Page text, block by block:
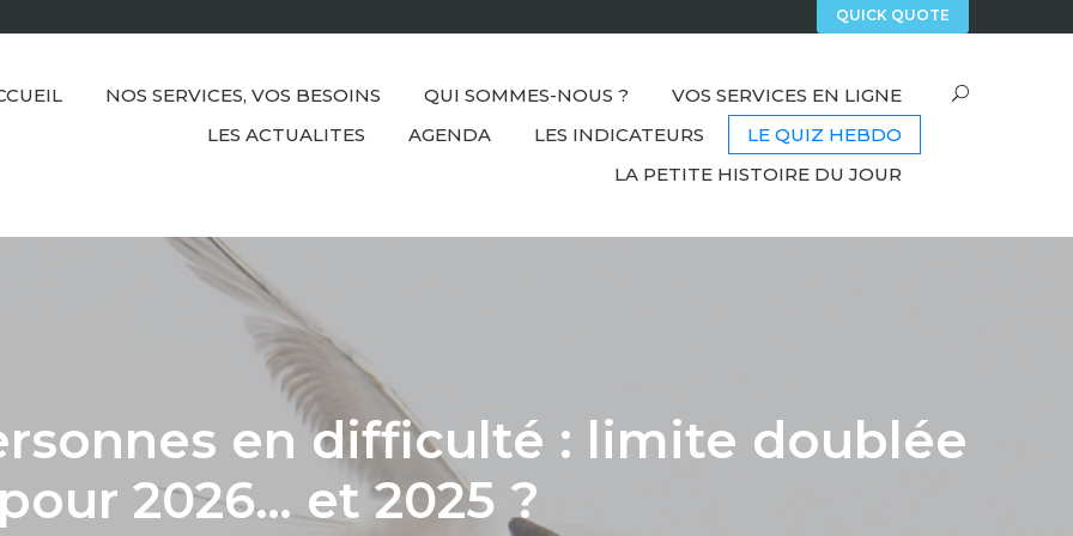
QUICK QUOTE
NOS SERVICES, VOS BESOINS QUI SOMMES-NOUS ?
VOS SERVICES EN LIGNE
LES ACTUALITES
AGENDA LES INDICATEURS
LE QUIZ HEBDO
LA PETITE HISTOIRE DU JOUR
en difficulté : limite doublée
pour 2026… et 2025 ?